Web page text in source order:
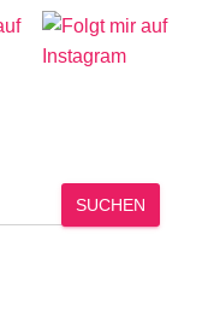
SUCHEN